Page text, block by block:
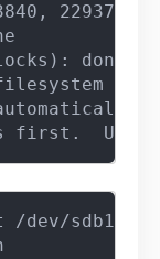
229376,
done
/dev/sdb1 /